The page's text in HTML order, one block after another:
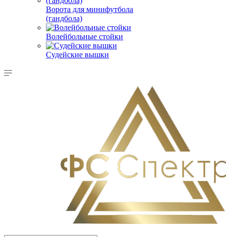
Ворота для минифутбола
(гандбола)
Волейбольные стойки
Судейские вышки